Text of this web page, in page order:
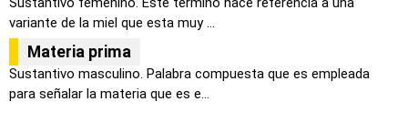
variante de la miel que esta muy ...
Materia prima
Sustantivo masculino. Palabra compuesta que es empleada
para señalar la materia que es e...